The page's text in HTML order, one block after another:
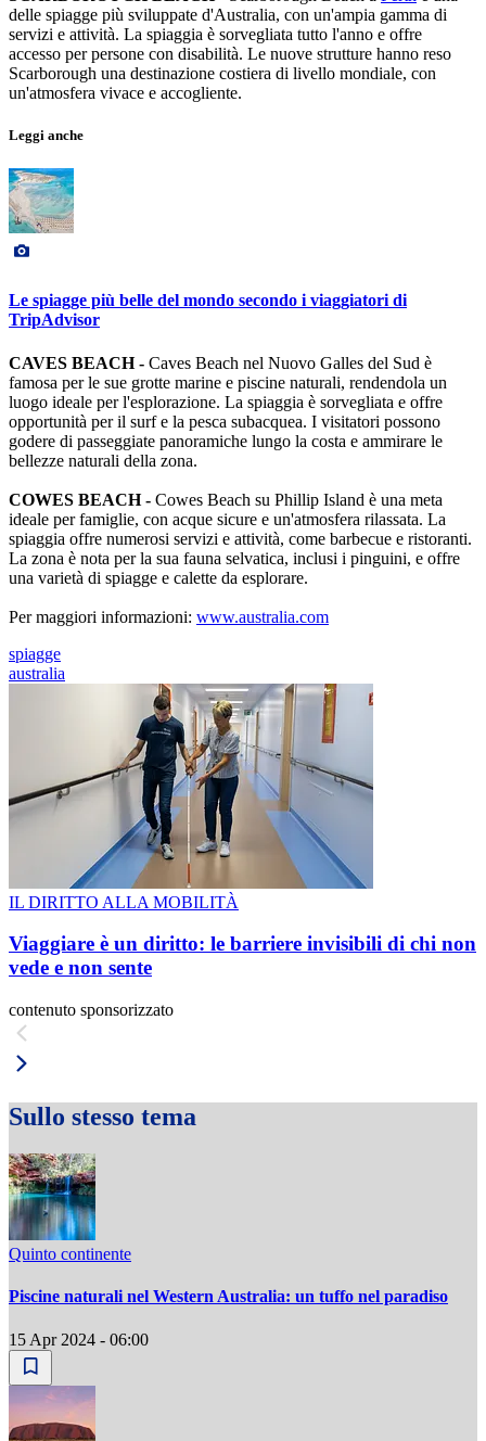
delle spiagge più sviluppate d'Australia, con un'ampia gamma di
servizi e attività. La spiaggia è sorvegliata tutto l'anno e offre
accesso per persone con disabilità. Le nuove strutture hanno reso
Scarborough una destinazione costiera di livello mondiale, con
un'atmosfera vivace e accogliente.
Leggi anche
Le spiagge più belle del mondo secondo i viaggiatori di
TripAdvisor
CAVES BEACH - Caves Beach nel Nuovo Galles del Sud è
famosa per le sue grotte marine e piscine naturali, rendendola un
luogo ideale per l'esplorazione. La spiaggia è sorvegliata e offre
opportunità per il surf e la pesca subacquea. I visitatori possono
godere di passeggiate panoramiche lungo la costa e ammirare le
bellezze naturali della zona.
COWES BEACH - Cowes Beach su Phillip Island è una meta
ideale per famiglie, con acque sicure e un'atmosfera rilassata. La
spiaggia offre numerosi servizi e attività, come barbecue e ristoranti.
La zona è nota per la sua fauna selvatica, inclusi i pinguini, e offre
una varietà di spiagge e calette da esplorare.
Per maggiori informazioni: www.australia.com
spiagge
australia
IL DIRITTO ALLA MOBILITÀ
Viaggiare è un diritto: le barriere invisibili di chi non
vede e non sente
contenuto sponsorizzato
Sullo stesso tema
Quinto continente
Piscine naturali nel Western Australia: un tuffo nel paradiso
15 Apr 2024 - 06:00